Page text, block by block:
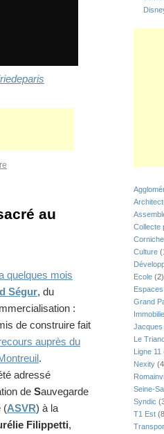
au
quelques mois
Ségur, du
:
de construire fait
auprès du
.
adressé
de Sauvegarde
(ASVR) à la
Filippetti,
Collecte
Culture
Ecole (2)
Grand
Le
Ligne 11
Nexity
Seine-
Syndic
T1 Est